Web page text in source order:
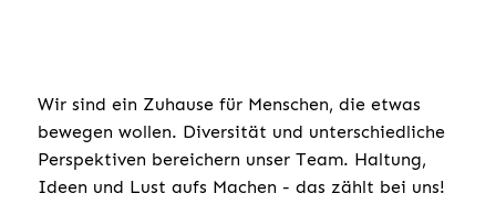
Wir sind ein Zuhause für Menschen, die etwas
bewegen wollen. Diversität und unterschiedliche
Perspektiven bereichern unser Team. Haltung,
Ideen und Lust aufs Machen - das zählt bei uns!